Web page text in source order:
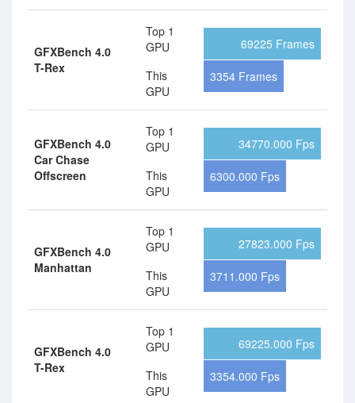
GFXBench 4.0
T-Rex
Top 1
GPU
This
GPU
69225 Frames
3354 Frames
GFXBench 4.0
Car Chase
Offscreen
Top 1
GPU
This
GPU
34770.000 Fps
6300.000 Fps
GFXBench 4.0
Manhattan
Top 1
GPU
This
GPU
27823.000 Fps
3711.000 Fps
GFXBench 4.0
T-Rex
Top 1
GPU
This
GPU
69225.000 Fps
3354.000 Fps